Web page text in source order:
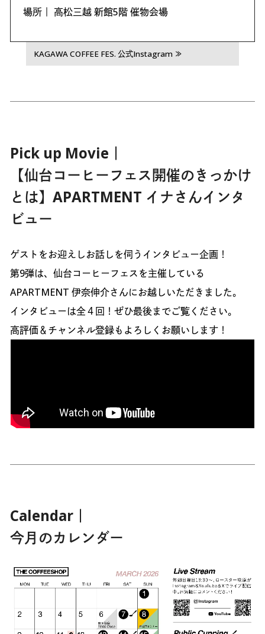
場所｜ 高松三越 新館5階 催物会場
KAGAWA COFFEE FES. 公式Instagram ≫
Pick up Movie｜
【仙台コーヒーフェス開催のきっかけ
とは】APARTMENT イナさんインタ
ビュー
ゲストをお迎えしお話しを伺うインタビュー企画！
第9弾は、仙台コーヒーフェスを主催している
APARTMENT 伊奈伸介さんにお越しいただきました。
インタビューは全４回！ぜひ最後までご覧ください。
高評価＆チャンネル登録もよろしくお願いします！
Calendar｜
今月のカレンダー